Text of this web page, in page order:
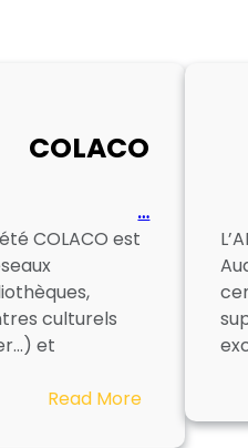
COLACO
…
COLACO est
culturels
et
Read More:
COLACO